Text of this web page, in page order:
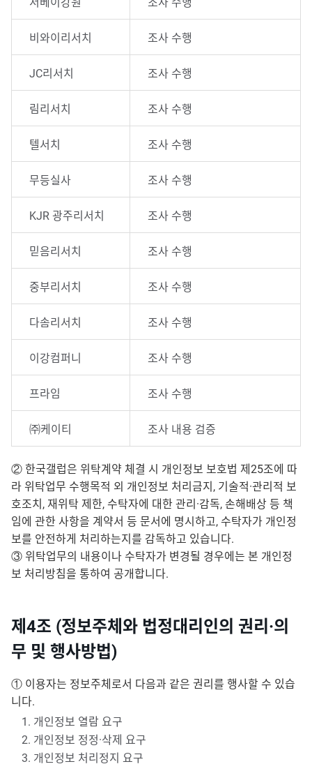
비와이리서치 조사 수행
JC리서치 조사 수행
림리서치 조사 수행
텔서치 조사 수행
무등실사 조사 수행
KJR 광주리서치 조사 수행
믿음리서치 조사 수행
중부리서치 조사 수행
다솜리서치 조사 수행
이강컴퍼니 조사 수행
프라임 조사 수행
㈜케이티 조사 내용 검증
② 한국갤럽은 위탁계약 체결 시 개인정보 보호법 제25조에 따
라 위탁업무 수행목적 외 개인정보 처리금지, 기술적·관리적 보
호조치, 재위탁 제한, 수탁자에 대한 관리·감독, 손해배상 등 책
임에 관한 사항을 계약서 등 문서에 명시하고, 수탁자가 개인정
보를 안전하게 처리하는지를 감독하고 있습니다.
③ 위탁업무의 내용이나 수탁자가 변경될 경우에는 본 개인정
보 처리방침을 통하여 공개합니다.
제4조 (정보주체와 법정대리인의 권리·의
무 및 행사방법)
① 이용자는 정보주체로서 다음과 같은 권리를 행사할 수 있습
니다.
1. 개인정보 열람 요구
2. 개인정보 정정·삭제 요구
3. 개인정보 처리정지 요구